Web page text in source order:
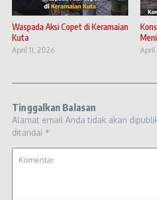
Waspada Aksi Copet di Keramaian
Kuta
April 11, 2026 April
Tinggalkan Balasan
Alamat email Anda tidak akan
ditandai *